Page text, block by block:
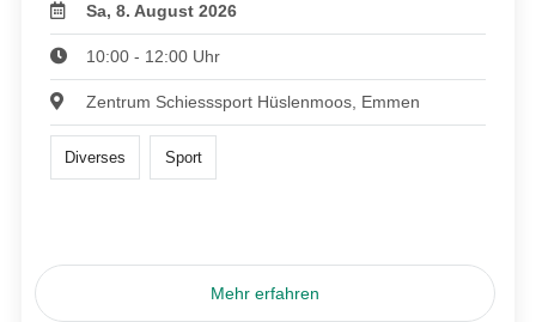
Sa, 8. August 2026
10:00 - 12:00 Uhr
Zentrum Schiesssport Hüslenmoos, Emmen
Diverses Sport
Mehr erfahren